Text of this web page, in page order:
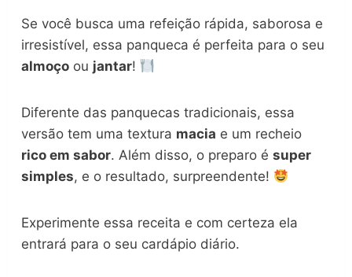
Se você busca uma refeição rápida, saborosa e
irresistível, essa panqueca é perfeita para o seu
almoço ou jantar!
Diferente das panquecas tradicionais, essa
versão tem uma textura macia e um recheio
rico em sabor. Além disso, o preparo ésuper
simples, e o resultado, surpreendente!
Experimente essa receita e com certeza ela
entrará para o seu cardápio diário.